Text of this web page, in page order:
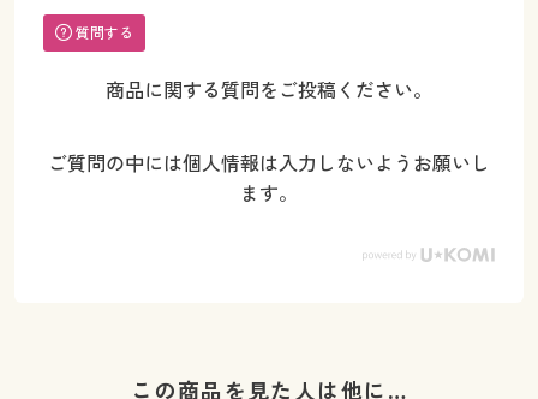
質問する
商品に関する質問をご投稿ください。
ご質問の中には個人情報は入力しないようお願いし
ます。
この商品を見た人は他に…